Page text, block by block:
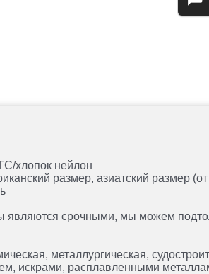
хлопок нейлон
размер, азиатский размер
являются срочными, мы можем
металлургическая,
искрами, расплавленными